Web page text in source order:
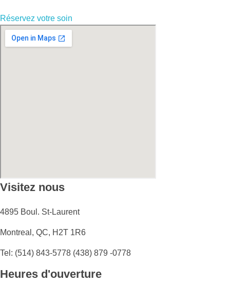
Réservez votre soin
Visitez nous
4895 Boul. St-Laurent
Montreal, QC, H2T 1R6
Tel: (514) 843-5778 (438) 879 -0778
Heures d'ouverture